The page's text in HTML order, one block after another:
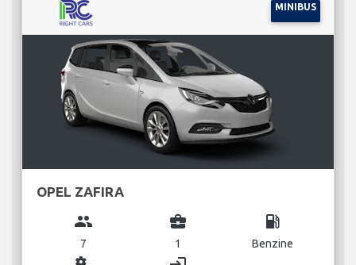
MINIBUS
OPEL ZAFIRA
group
7
business_center
1
local_gas_station
Benzine